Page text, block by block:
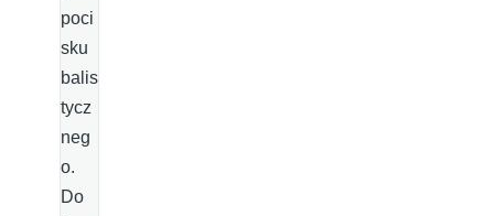
poci
sku
balis
tycz
neg
o.
Do